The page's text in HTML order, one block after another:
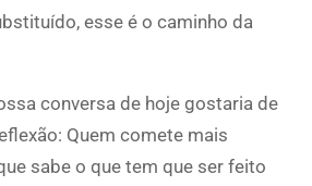
esse é o caminho da
conversa de hoje gostaria de
Quem comete mais
sabe o que tem que ser feito